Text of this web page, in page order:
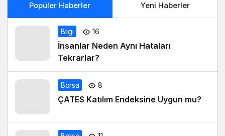
Popüler Haberler Yeni Haberler
Bilgi 16
İnsanlar Neden Aynı Hataları
Tekrarlar?
Borsa 8
ÇATES Katılım Endeksine Uygun mu?